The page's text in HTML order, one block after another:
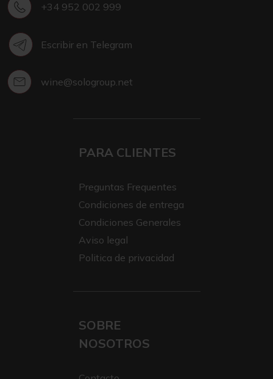
+34 952 002 999
Escribir en Telegram
wine@sologroup.net
PARA CLIENTES
Preguntas Frequentes
Condiciones de entrega
Condiciones Generales
Aviso legal
Politica de privacidad
SOBRE
NOSOTROS